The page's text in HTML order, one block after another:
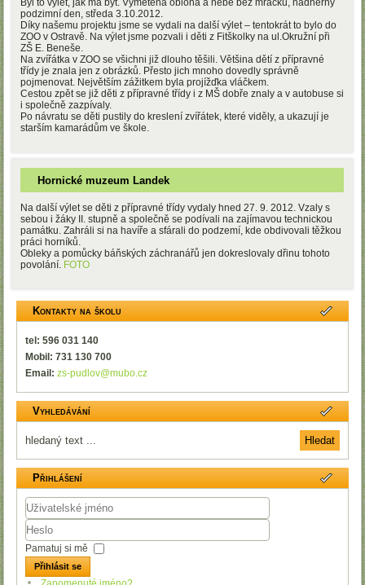
Byl to výlet, jak má být. Vymetená obloha a nebe bez mráčku, nádherný
podzimní den, středa 3.10.2012.
Díky našemu projektu jsme se vydali na další výlet – tentokrát to bylo do
ZOO v Ostravě. Na výlet jsme pozvali i děti z Fitškolky na ul.Okružní při
ZŠ E. Beneše.
Na zvířátka v ZOO se všichni již dlouho těšili. Většina dětí z přípravné
třídy je znala jen z obrázků. Přesto jich mnoho dovedly správně
pojmenovat. Největším zážitkem byla projížďka vláčkem.
Cestou zpět se již děti z přípravné třídy i z MŠ dobře znaly a v autobuse si
i společně zazpívaly.
Po návratu se děti pustily do kreslení zvířátek, které viděly, a ukazují je
starším kamarádům ve škole.
Hornické muzeum Landek
Na další výlet se děti z přípravné třídy vydaly hned 27. 9. 2012. Vzaly s
sebou i žáky II. stupně a společně se podívali na zajímavou technickou
památku. Zahráli si na havíře a sfárali do podzemí, kde obdivovali těžkou
práci horníků.
Obleky a pomůcky báňských záchranářů jen dokreslovaly dřinu tohoto
povolání. FOTO
Kontakty na školu
tel: 596 031 140
Mobil: 731 130 700
Email:zs-pudlov@mubo.cz
Vyhledávání
Přihlášení
Uživatelské
jméno
Heslo
Pamatuj si mě
Přihlásit se